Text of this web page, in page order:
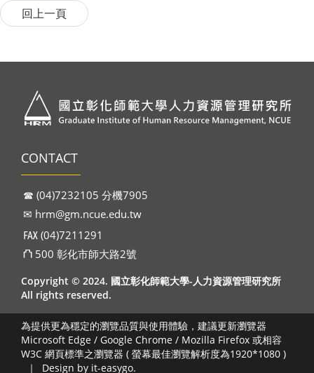
CONTACT
☎︎ (04)7232105 分機7905
✉︎ hrm@gm.ncue.edu.tw
℻ (04)7211291
⛫ 500 彰化市師大路2號
Copyright © 2024. 國立彰化師範大學-人力資源管理研究所
All rights reserved.
為提供更為穩定的瀏覽品質與使用體驗，建議更新瀏覽器
Microsoft Edge / Google Chrome / Mozilla Firefox 或相容
W3C 網頁標準之瀏覽器 ( 螢幕最佳瀏覽解析度為1920*1080 )
｜
Design by it-easygo.